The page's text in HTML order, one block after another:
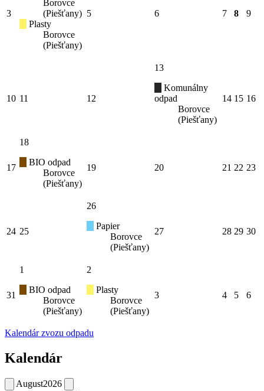
3
Borovce
(Piešťany)
Plasty
Borovce
(Piešťany)
5 6 7 8 9
10 11 12
13
Komunálny
odpad
Borovce
(Piešťany)
14 15 16
17
18
BIO odpad
Borovce
(Piešťany)
19 20 21 22 23
24 25
26
Papier
Borovce
(Piešťany)
27 28 29 30
31
1
BIO odpad
Borovce
(Piešťany)
2
Plasty
Borovce
(Piešťany)
3 4 5 6
Kalendár zvozu odpadu
Kalendár
August2026